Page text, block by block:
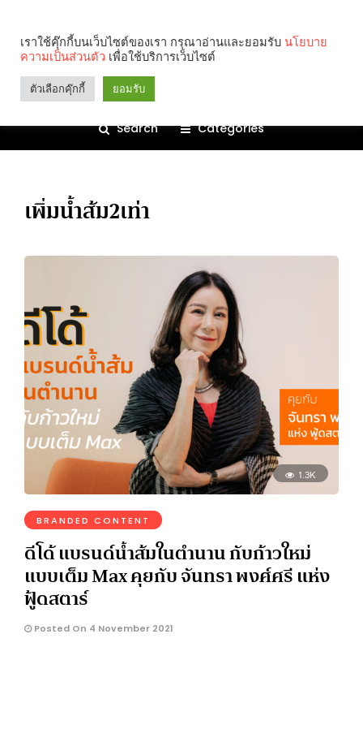
Search Categories
เพิ่มน้ำส้ม2เท่า
1.3K
BRANDED CONTENT
ดีโด้ แบรนด์น้ำส้มในตำนาน กับก้าวใหม่
แบบเต็ม Max คุยกับ จันทรา พงศ์ศรี แห่ง
ฟู้ดสตาร์
Posted On 4 November 2021
เราใช้คุ๊กกี้บนเว็บไซต์ของเรา กรุณาอ่านและยอมรับ นโยบาย
ความเป็นส่วนตัว เพื่อใช้บริการเว็บไซต์
ตัวเลือกคุ๊กกี้ ยอมรับ